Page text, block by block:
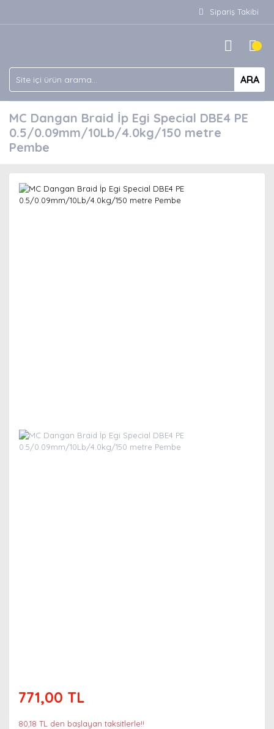
Sipariş Takibi
ARA
MC Dangan Braid İp Egi Special DBE4 PE
0.5/0.09mm/10Lb/4.0kg/150 metre
Pembe
771,00 TL
80,18 TL den başlayan taksitlerle!!